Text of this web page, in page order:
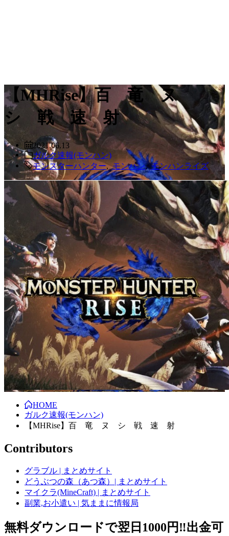
【MHRise】百 竜 ヌ
シ 戦 速 射
2021.06.13
ガルク速報(モンハン)
モンスターハンター,モンハン,モンハンライズ
HOME
ガルク速報(モンハン)
【MHRise】百 竜 ヌ シ 戦 速 射
Contributors
グラブル | まとめサイト
どうぶつの森（あつ森）| まとめサイト
マイクラ(MineCraft) | まとめサイト
副業,お小遣い | 気ままに情報局
無料ダウンロードで翌日1000円‼️出金可